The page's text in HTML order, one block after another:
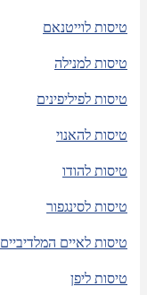
טיסות לוייטנאם
טיסות למנילה
טיסות לפיליפינים
טיסות להאנוי
טיסות להודו
טיסות לסינגפור
טיסות לאיים המלדיביים
טיסות ליפן